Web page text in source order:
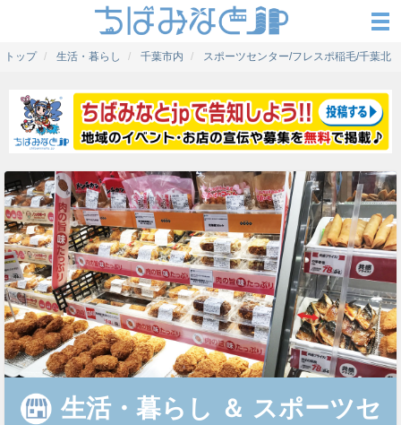
トップ 生活・暮らし 千葉市内 スポーツセンター/フレスポ稲毛/千葉北
生活・暮らし ＆ スポーツセ